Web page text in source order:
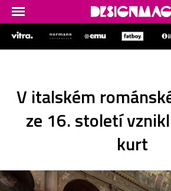
V italském
ze 16. století
kurt